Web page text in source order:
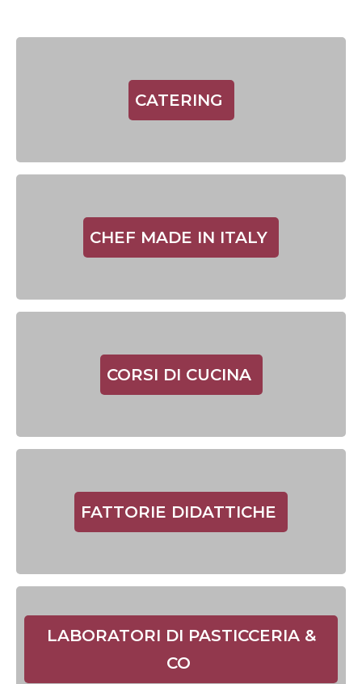
CATERING
CHEF MADE IN ITALY
CORSI DI CUCINA
FATTORIE DIDATTICHE
LABORATORI DI PASTICCERIA &
CO